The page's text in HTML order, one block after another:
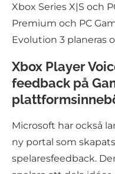
Xbox Series X|S och
Premium och PC
Evolution 3 planeras
Xbox Player
feedback på
Microsoft har också
ny portal som
spelaresfeedback.